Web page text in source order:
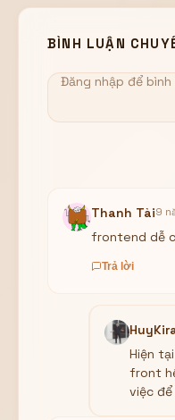
BÌNH LUẬN
Thanh Tài9
frontend dễ
Trả lời
Hiện
front
việc để